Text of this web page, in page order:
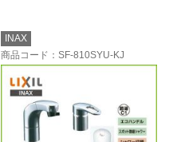
INAX
商品コード ：SF-810SYU-KJ